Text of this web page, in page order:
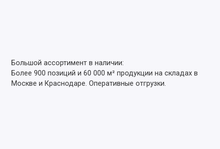
Большой ассортимент в наличии:
Более 900 позиций и 60 000 м² продукции на складах в
Москве и Краснодаре. Оперативные отгрузки.